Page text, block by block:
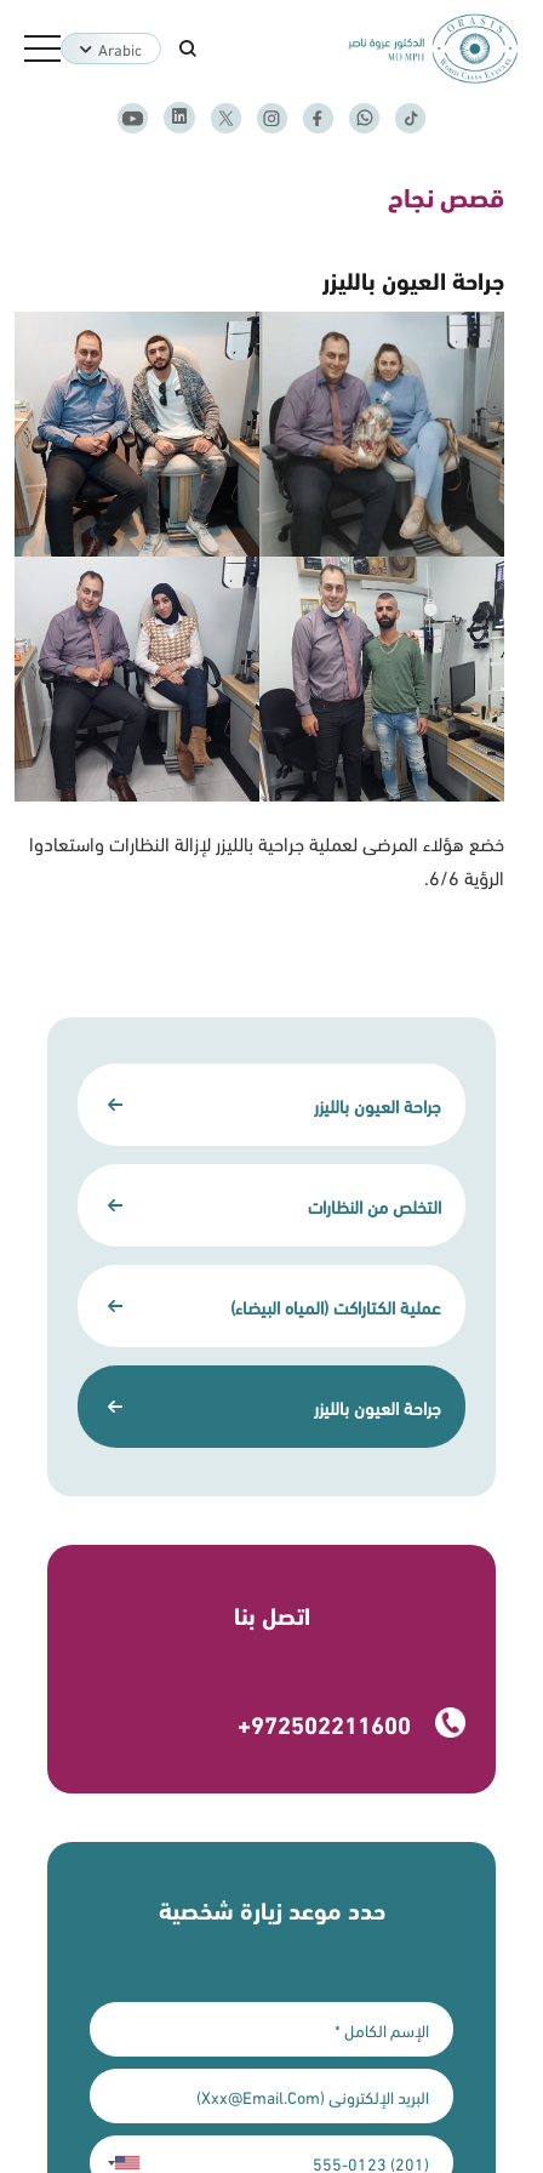
Arabic
جراحة العيون بالليزر
التخلص من النظارات
عملية الكتاراكت (المياه البيضاء)
جراحة العيون بالليزر
اتصل بنا
+972502211600
حدد موعد زيارة شخصية
قصص نجاح
جراحة العيون بالليزر
خضع هؤلاء المرضى لعملية جراحية بالليزر لإزالة النظارات واستعادوا
الرؤية 6/6.